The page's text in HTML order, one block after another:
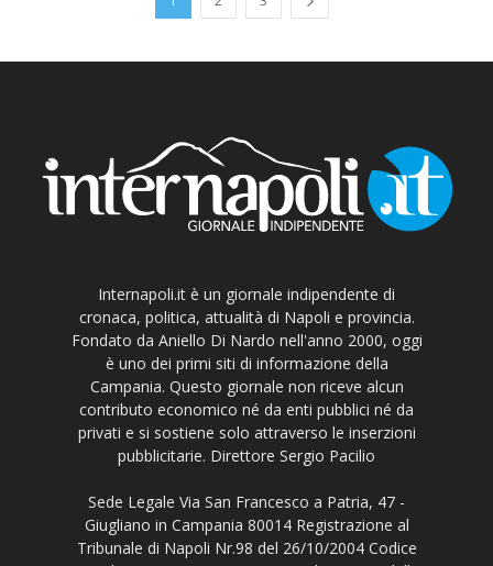
Internapoli.it è un giornale indipendente di
cronaca, politica, attualità di Napoli e provincia.
Fondato da Aniello Di Nardo nell'anno 2000, oggi
è uno dei primi siti di informazione della
Campania. Questo giornale non riceve alcun
contributo economico né da enti pubblici né da
privati e si sostiene solo attraverso le inserzioni
pubblicitarie. Direttore Sergio Pacilio
Sede Legale Via San Francesco a Patria, 47 -
Giugliano in Campania 80014 Registrazione al
Tribunale di Napoli Nr.98 del 26/10/2004 Codice